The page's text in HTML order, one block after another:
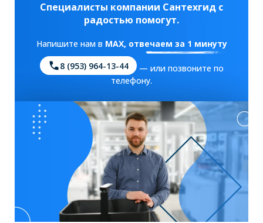
Специалисты компании Сантехгид с
радостью помогут.
Напишите нам в MAX, отвечаем за 1 минуту
8 (953) 964-13-44
— или позвоните по
телефону.